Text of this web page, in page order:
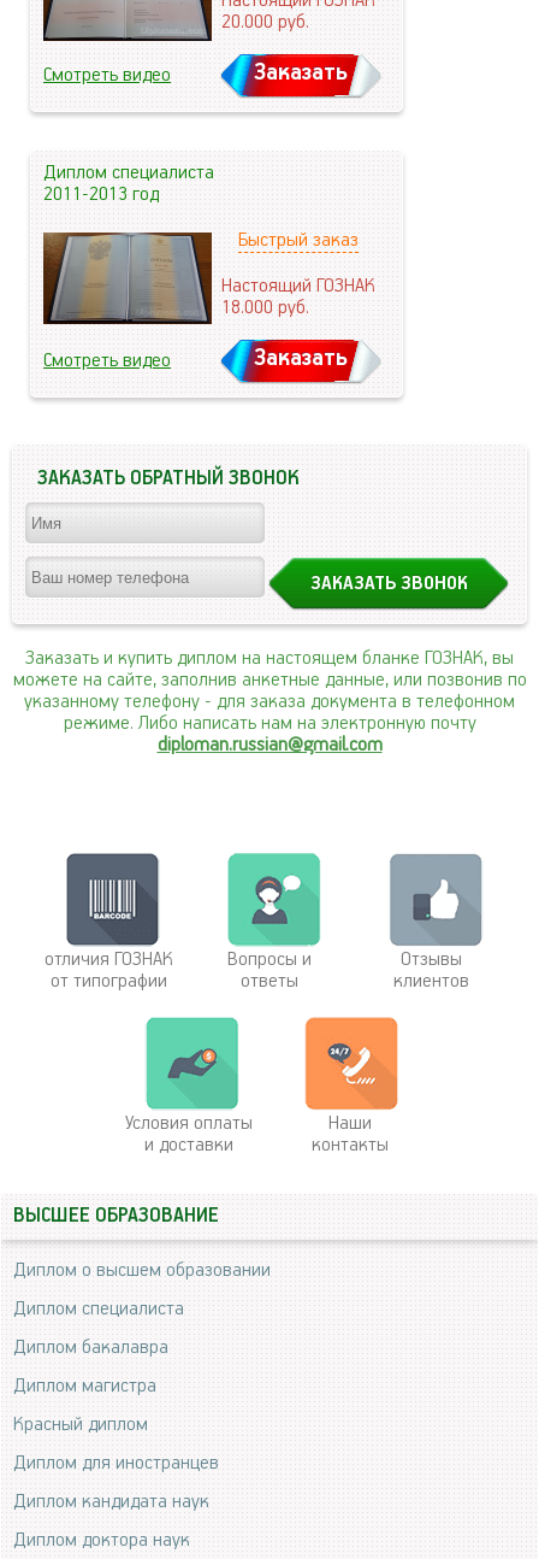
20.000руб.
Смотреть видео Заказать
Диплом специалиста
2011-2013 год
Быстрый заказ
Настоящий ГОЗНАК
18.000руб.
Смотреть видео Заказать
ЗАКАЗАТЬ ОБРАТНЫЙ ЗВОНОК
Заказать и купить диплом на настоящем бланке ГОЗНАК, вы
можете на сайте, заполнив анкетные данные, или позвонив по
указанному телефону - для заказа документа в телефонном
режиме. Либо написать нам на электронную почту
diploman.russian@gmail.com
отличия ГОЗНАК
от типографии
Вопросы и
ответы
Отзывы
клиентов
Условия оплаты
и доставки
Наши
контакты
ВЫСШЕЕ ОБРАЗОВАНИЕ
Диплом о высшем образовании
Диплом специалиста
Диплом бакалавра
Диплом магистра
Красный диплом
Диплом для иностранцев
Диплом кандидата наук
Диплом доктора наук